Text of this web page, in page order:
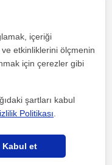
içeriği
etkinliklerini ölçmenin
için çerezler gibi
şartları kabul
Politikası
Kabul et